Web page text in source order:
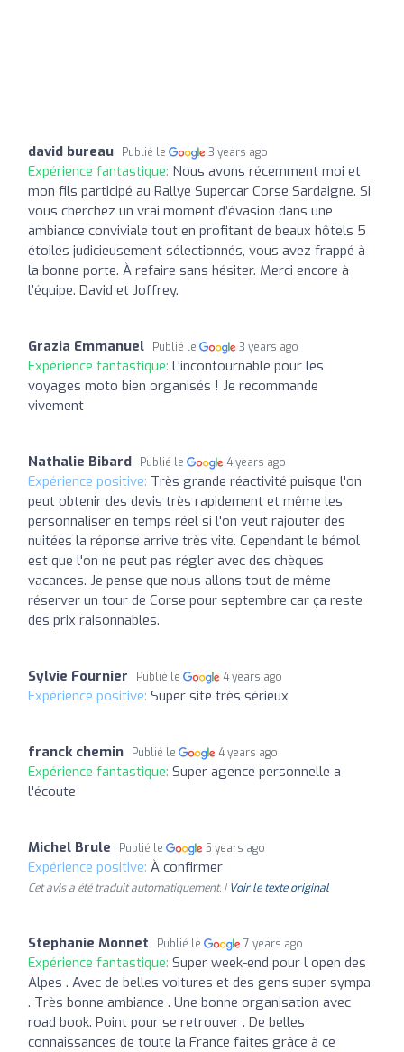
david bureau Publié le 3 years ago
Expérience fantastique: Nous avons récemment moi et
mon fils participé au Rallye Supercar Corse Sardaigne. Si
vous cherchez un vrai moment d’évasion dans une
ambiance conviviale tout en profitant de beaux hôtels 5
étoiles judicieusement sélectionnés, vous avez frappé à
la bonne porte. À refaire sans hésiter. Merci encore à
l’équipe. David et Joffrey.
Grazia Emmanuel Publié le 3 years ago
Expérience fantastique: L'incontournable pour les
voyages moto bien organisés ! Je recommande
vivement
Nathalie Bibard Publié le 4 years ago
Expérience positive: Très grande réactivité puisque l'on
peut obtenir des devis très rapidement et même les
personnaliser en temps réel si l'on veut rajouter des
nuitées la réponse arrive très vite. Cependant le bémol
est que l'on ne peut pas régler avec des chèques
vacances. Je pense que nous allons tout de même
réserver un tour de Corse pour septembre car ça reste
des prix raisonnables.
Sylvie Fournier Publié le 4 years ago
Expérience positive: Super site très sérieux
franck chemin Publié le 4 years ago
Expérience fantastique: Super agence personnelle a
l'écoute
Michel Brule Publié le 5 years ago
Expérience positive: À confirmer
Cet avis a été traduit automatiquement. | Voir le texte original
Stephanie Monnet Publié le 7 years ago
Expérience fantastique: Super week-end pour l open des
Alpes . Avec de belles voitures et des gens super sympa
. Très bonne ambiance . Une bonne organisation avec
road book. Point pour se retrouver . De belles
connaissances de toute la France faites grâce à ce